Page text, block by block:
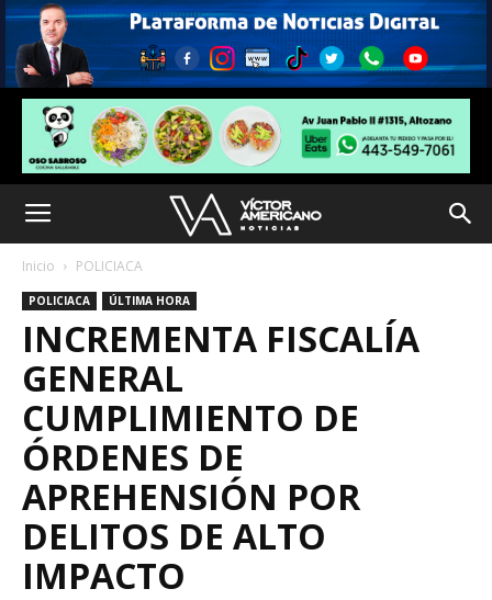
Inicio POLICIACA
POLICIACA ÚLTIMA HORA
INCREMENTA FISCALÍA
GENERAL
CUMPLIMIENTO DE
ÓRDENES DE
APREHENSIÓN POR
DELITOS DE ALTO
IMPACTO